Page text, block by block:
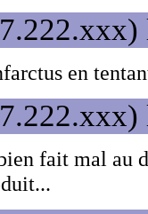
en
fait mal au